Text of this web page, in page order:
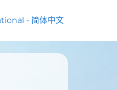
- 简体中文